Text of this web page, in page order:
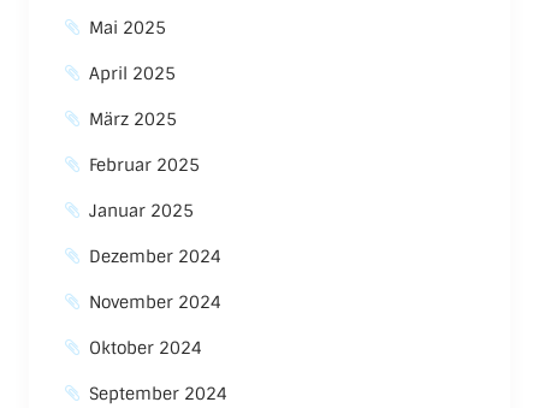
Mai 2025
April 2025
März 2025
Februar 2025
Januar 2025
Dezember 2024
November 2024
Oktober 2024
September 2024